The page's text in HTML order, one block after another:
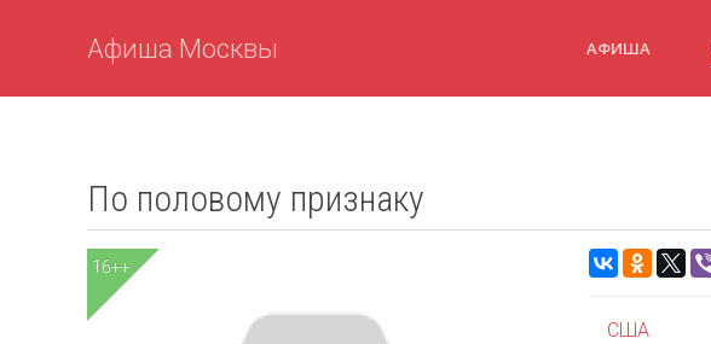
Афиша Москвы АФИША
По половому признаку
16++
США